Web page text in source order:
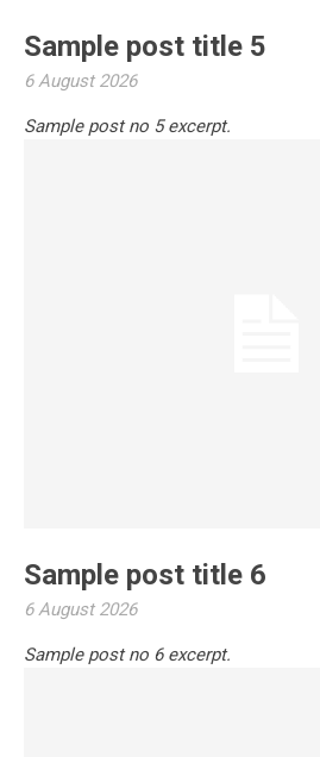
Sample post title 5
6 August 2026
Sample post no 5 excerpt.
Sample post title 6
6 August 2026
Sample post no 6 excerpt.